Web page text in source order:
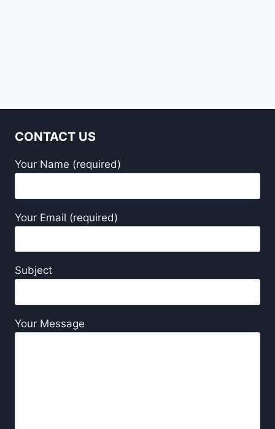
CONTACT US
Your Name (required)
Your Email (required)
Subject
Your Message